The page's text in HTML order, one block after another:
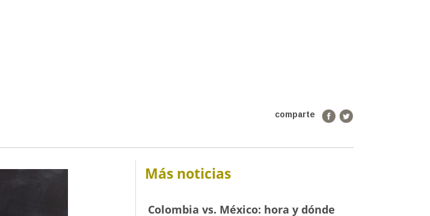
comparte
Más noticias
Colombia vs. México: hora y dónde